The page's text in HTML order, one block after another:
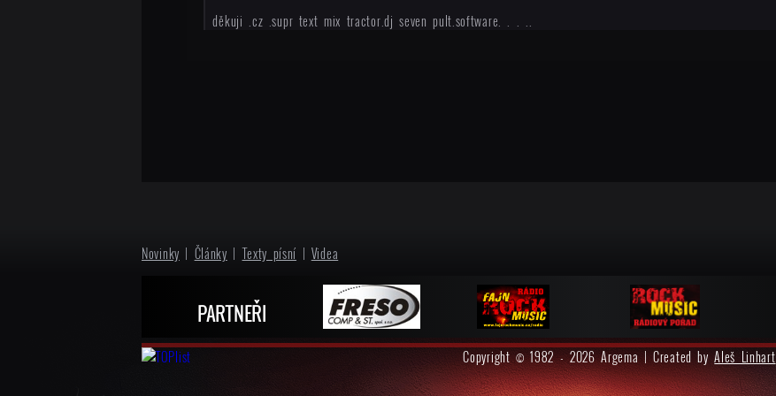
děkuji .cz .supr text mix tractor.dj seven pult.software. . . ..
Novinky | Články |Texty písní | Videa
PARTNEŘI
Copyright © 1982 - 2026 Argema | Created byAleš Linhart